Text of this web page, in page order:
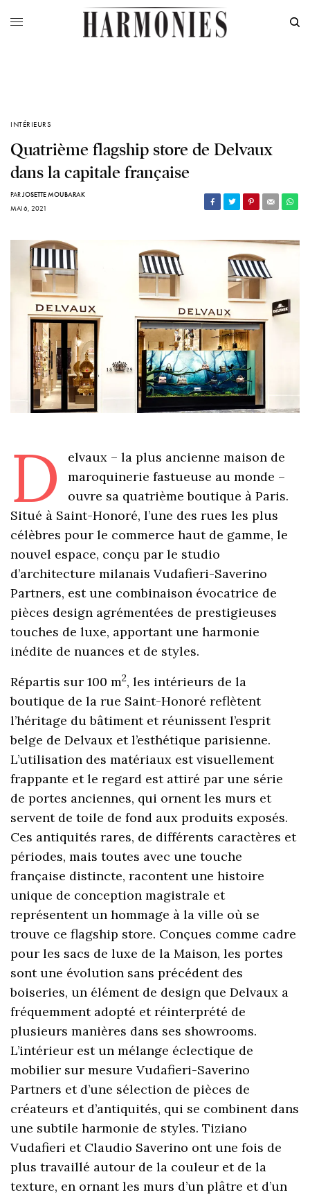
INTÉRIEURS
Quatrième flagship store de Delvaux
dans la capitale française
PARJOSETTE MOUBARAK
MAI 6, 2021
D
elvaux – la plus ancienne maison de
maroquinerie fastueuse au monde –
ouvre sa quatrième boutique à Paris.
Situé à Saint-Honoré, l’une des rues les plus
célèbres pour le commerce haut de gamme, le
nouvel espace, conçu par le studio
d’architecture milanais Vudafieri-Saverino
Partners, est une combinaison évocatrice de
pièces design agrémentées de prestigieuses
touches de luxe, apportant une harmonie
inédite de nuances et de styles.
Répartis sur 100 m2, les intérieurs de la
boutique de la rue Saint-Honoré reflètent
l’héritage du bâtiment et réunissent l’esprit
belge de Delvaux et l’esthétique parisienne.
L’utilisation des matériaux est visuellement
frappante et le regard est attiré par une série
de portes anciennes, qui ornent les murs et
servent de toile de fond aux produits exposés.
Ces antiquités rares, de différents caractères et
périodes, mais toutes avec une touche
française distincte, racontent une histoire
unique de conception magistrale et
représentent un hommage à la ville où se
trouve ce flagship store. Conçues comme cadre
pour les sacs de luxe de la Maison, les portes
sont une évolution sans précédent des
boiseries, un élément de design que Delvaux a
fréquemment adopté et réinterprété de
plusieurs manières dans ses showrooms.
L’intérieur est un mélange éclectique de
mobilier sur mesure Vudafieri-Saverino
Partners et d’une sélection de pièces de
créateurs et d’antiquités, qui se combinent dans
une subtile harmonie de styles. Tiziano
Vudafieri et Claudio Saverino ont une fois de
plus travaillé autour de la couleur et de la
texture, en ornant les murs d’un plâtre et d’un